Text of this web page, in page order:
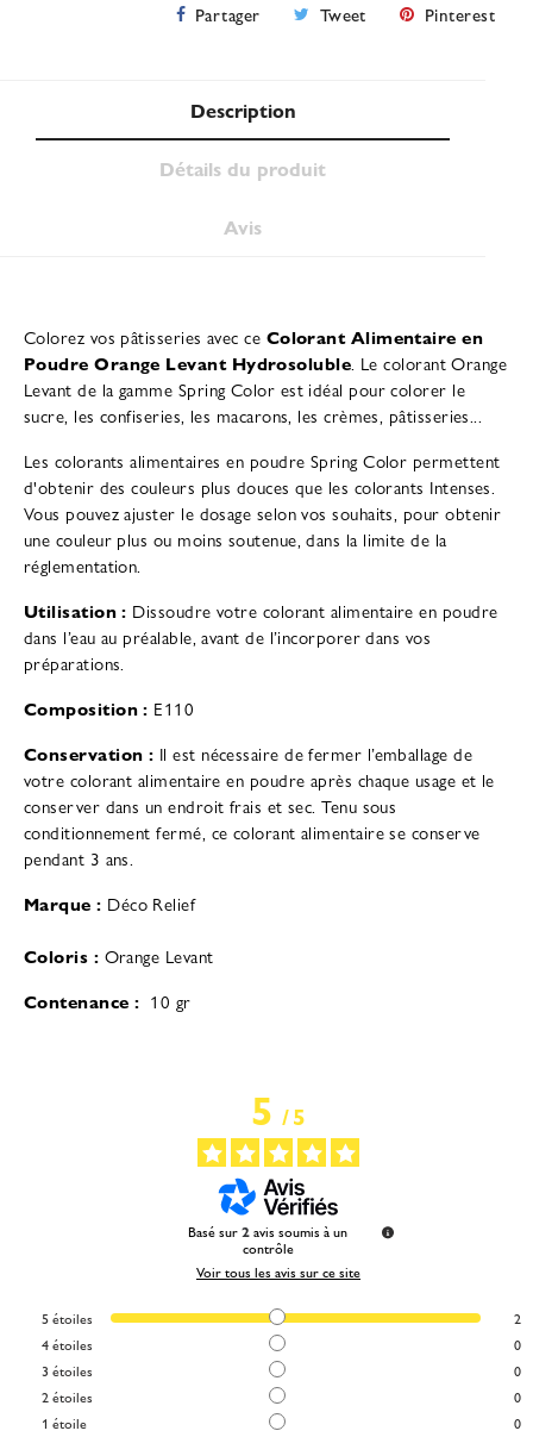
Partager Tweet Pinterest
Description
Détails du produit
Avis
Colorez vos pâtisseries avec ce Colorant Alimentaire en
Poudre Orange Levant Hydrosoluble. Le colorant Orange
Levant de la gamme Spring Color est idéal pour colorer le
sucre, les confiseries, les macarons, les crèmes, pâtisseries...
Les colorants alimentaires en poudre Spring Color permettent
d'obtenir des couleurs plus douces que les colorants Intenses.
Vous pouvez ajuster le dosage selon vos souhaits, pour obtenir
une couleur plus ou moins soutenue, dans la limite de la
réglementation.
Utilisation : Dissoudre votre colorant alimentaire en poudre
dans l’eau au préalable, avant de l’incorporer dans vos
préparations.
Composition : E110
Conservation : Il est nécessaire de fermer l’emballage de
votre colorant alimentaire en poudre après chaque usage et le
conserver dans un endroit frais et sec. Tenu sous
conditionnement fermé, ce colorant alimentaire se conserve
pendant 3 ans.
Marque : Déco Relief
Coloris : Orange Levant
Contenance : 10 gr
5/5
Basé sur2avis soumis à un
contrôle
Voir tous les avis sur ce site
5étoiles
2
4étoiles
0
3 étoiles
0
2étoiles
0
1 étoile 0